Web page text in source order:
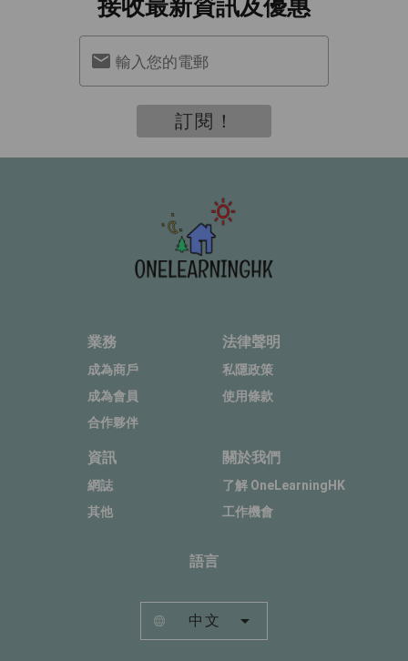
接收最新資訊及優惠
輸入您的電郵
訂閱！
業務
成為商戶
成為會員
合作夥伴
法律聲明
私隱政策
使用條款
資訊
網誌
其他
關於我們
了解 OneLearningHK
工作機會
語言
中文